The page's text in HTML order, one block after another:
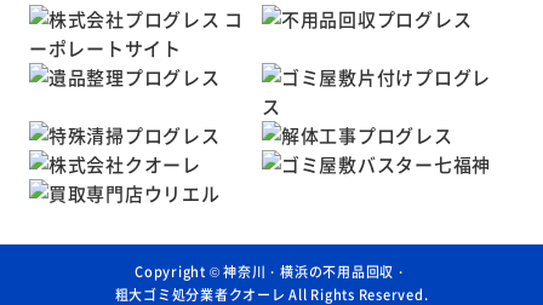
Copyright ©神奈川・横浜の不用品回収・
粗大ゴミ処分業者クオーレ All Rights Reserved.